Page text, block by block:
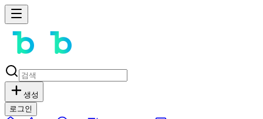
생성
로그인